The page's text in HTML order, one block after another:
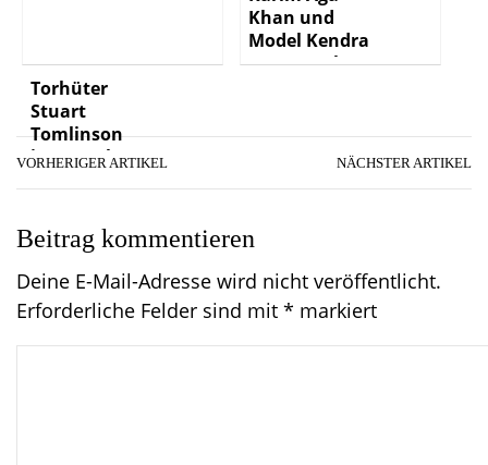
Torhüter
Stuart
Tomlinson
jetzt auch
Khan und
Model Kendra
Spears – Ehe
Vorzeichen?
VORHERIGER ARTIKEL NÄCHSTER ARTIKEL
Beitrag kommentieren
Deine E-Mail-Adresse wird nicht veröffentlicht.
Erforderliche Felder sind mit * markiert